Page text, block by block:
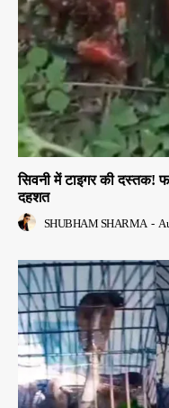
सिवनी में टाइगर की दस्तक!
दहशत
SHUBHAM SHARMA -